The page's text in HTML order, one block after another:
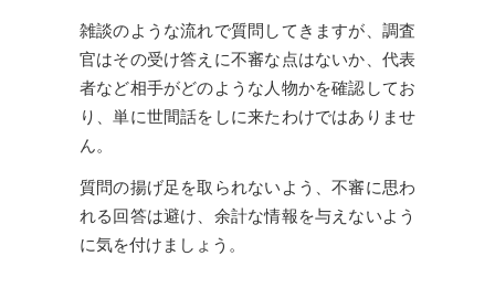
雑談のような流れで質問してきますが、調査
官はその受け答えに不審な点はないか、代表
者など相手がどのような人物かを確認してお
り、単に世間話をしに来たわけではありませ
ん。
質問の揚げ足を取られないよう、不審に思わ
れる回答は避け、余計な情報を与えないよう
に気を付けましょう。